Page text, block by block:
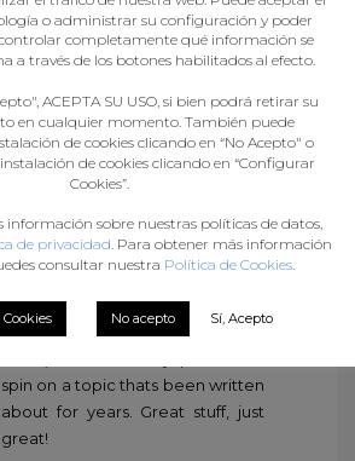
buy cytotec in usa:
Misoprostol
200 mg buy online– buy cytotec
online fast delivery
club property for salesays
para responder
This is the right blog for anyone
who wants to find out about this
almost hard to argue with you
(not that I actually would want…
spin on a topic thats been written
about for years. Great stuff, just
great!
o administrar su configuración y poder
completamente qué información se
a través de los botones habilitados al efecto.
ACEPTA SU USO, si bien podrá retirar su
en cualquier momento. También puede
de cookies clicando en “No Acepto" o
de cookies clicando en “Configurar
Cookies”.
información sobre nuestras políticas de datos,
de privacidad. Para obtener más información
consultar nuestra Política de Cookies.
No acepto Sí, Acepto